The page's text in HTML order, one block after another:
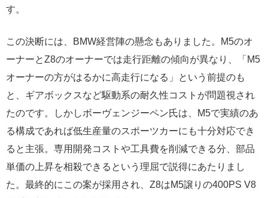
す。
この決断には、BMW経営陣の懸念もありました。M5のオ
ーナーとZ8のオーナーでは走行距離の傾向が異なり、「M5
オーナーの方がはるかに高走行になる」という前提のも
と、ギアボックスなど駆動系の耐久性コストが問題視され
たのです。しかしボーヴェンジーペン氏は、M5で実績のあ
る構成であれば低生産量のスポーツカーにも十分対応でき
ると主張。専用開発コストや工具費を削減できる分、部品
単価の上昇を相殺できるという理屈で説得にあたりまし
た。最終的にこの案が採用され、Z8はM5譲りの400PS V8